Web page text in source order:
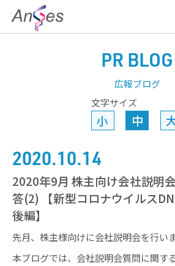
PR BLOG
広報ブログ
文字サイズ
小 中
2020.10.14
2020年9月 株主向け会社説明
答(2) 【新型コロナウイルス
後編】
先月、株主様向けに会社説明会を行い
本ブログでは、会社説明会質問に関す